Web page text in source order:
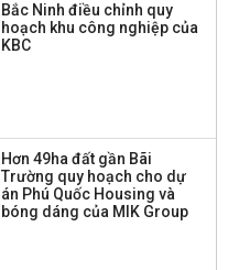
Bắc Ninh điều chỉnh quy
hoạch khu công nghiệp của
KBC
Hơn 49ha đất gần Bãi
Trường quy hoạch cho dự
án Phú Quốc Housing và
bóng dáng của MIK Group